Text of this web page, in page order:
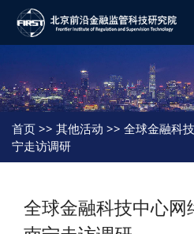
首页 >> 其他活动 >> 全球金融科
宁走访调研
全球金融科技中心